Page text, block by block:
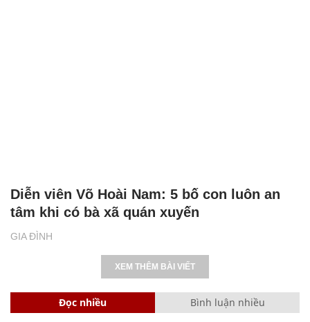
GIA ĐÌNH
Diễn viên Võ Hoài Nam: 5 bố con luôn an
tâm khi có bà xã quán xuyến
XEM THÊM BÀI VIẾT
Đọc nhiều Bình luận nhiều